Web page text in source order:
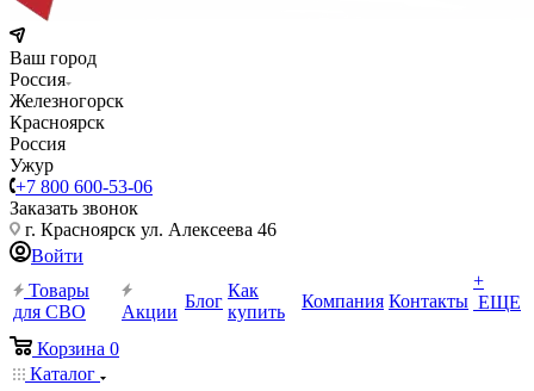
Ваш город
Россия
Железногорск
Красноярск
Россия
Ужур
+7 800 600-53-06
Заказать звонок
г. Красноярск ул. Алексеева 46
Войти
Товары
для СВО
Акции
Блог
Как
купить
Компания Контакты
+
ЕЩЕ
Корзина 0
Каталог